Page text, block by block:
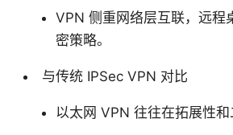
VPN 侧重网络层互联，远程
密策略。
与传统 IPSec VPN 对比
以太网 VPN 往往在拓展性